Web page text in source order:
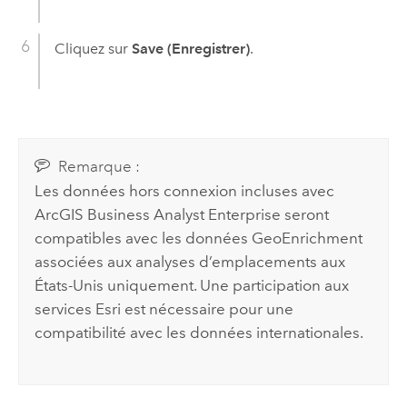
Cliquez sur Save (Enregistrer).
Remarque :
Les données hors connexion incluses avec
ArcGIS Business Analyst Enterprise seront
compatibles avec les données GeoEnrichment
associées aux analyses d’emplacements aux
États-Unis uniquement. Une participation aux
services Esri est nécessaire pour une
compatibilité avec les données internationales.